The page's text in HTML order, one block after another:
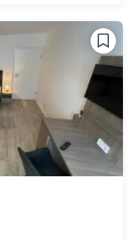
1 wechseln
2 wechseln
3 wechseln